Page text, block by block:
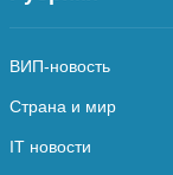
ВИП-новость
Страна и мир
IT новости